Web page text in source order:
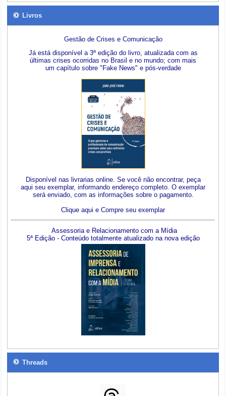
Livros
Gestão de Crises e Comunicação
Já está disponível a 3ª edição do livro, atualizada com as
últimas crises ocorridas no Brasil e no mundo; com mais
um capítulo sobre "Fake News" e pós-verdade
Disponível nas livrarias online. Se você não encontrar, peça
aqui seu exemplar, informando endereço completo. O exemplar
será enviado, com as informações sobre o pagamento.
Clique aqui e Compre seu exemplar
Assessoria e Relacionamento com a Mídia
5ª Edição - Conteúdo totalmente atualizado na nova edição
Threads